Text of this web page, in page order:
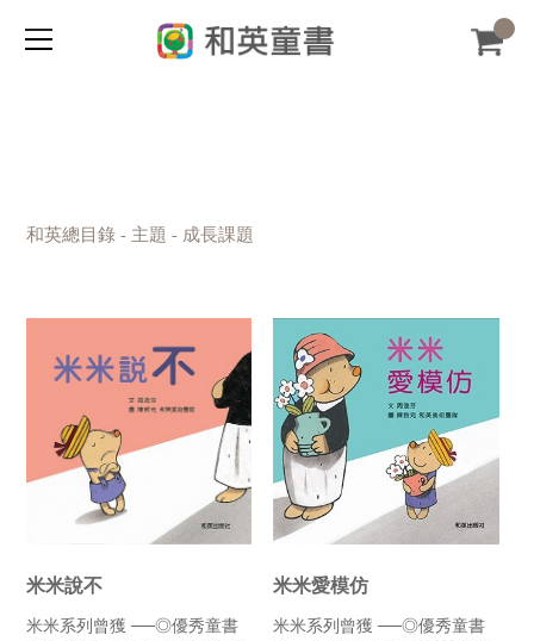
和英總目錄 - 主題 - 成長課題
米米說不
米米系列曾獲 ──◎優秀童書
米米愛模仿
米米系列曾獲 ──◎優秀童書